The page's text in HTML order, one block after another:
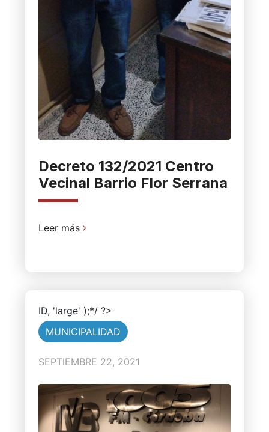
Decreto 132/2021 Centro
Vecinal Barrio Flor Serrana
Leer más
ID, 'large' );*/ ?>
MUNICIPALIDAD
SEPTIEMBRE 22, 2021